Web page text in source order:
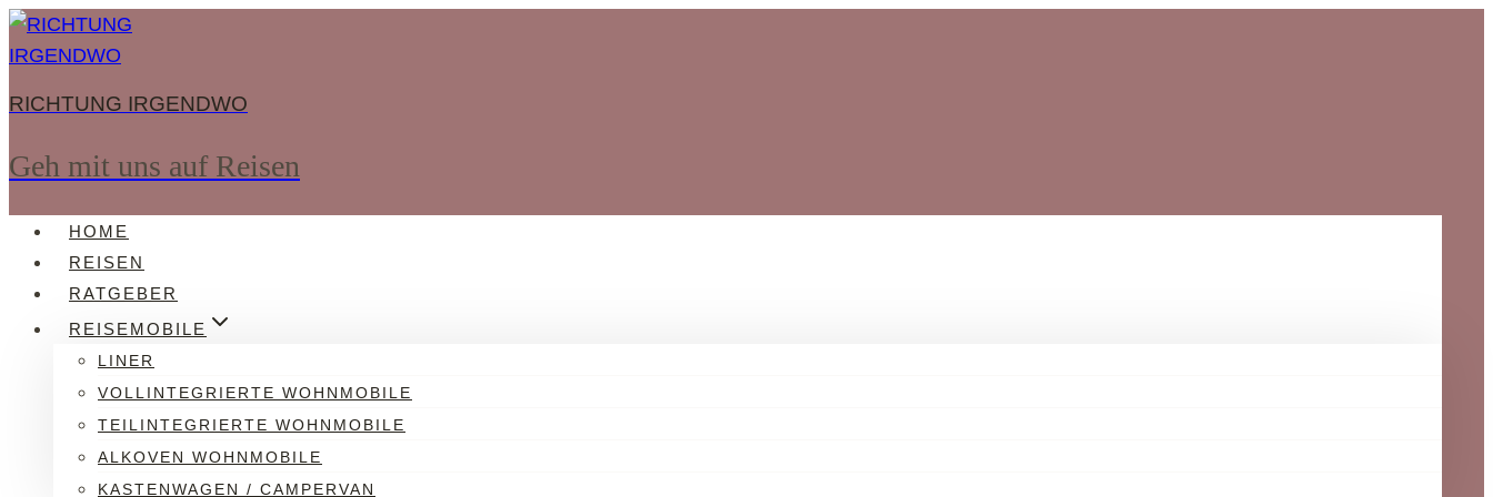
Zum
Inhalt
RICHTUNG IRGENDWO
Geh mit uns auf Reisen
HOME
REISEN
RATGEBER
REISEMOBILE
LINER
VOLLINTEGRIERTE WOHNMOBILE
TEILINTEGRIERTE WOHNMOBILE
ALKOVEN WOHNMOBILE
KASTENWAGEN / CAMPERVAN